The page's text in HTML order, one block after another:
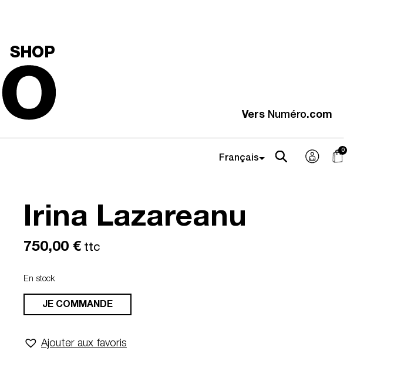
Vers Numéro.com
Irina Lazareanu
750,00 € ttc
En stock
JE COMMANDE
Ajouter aux favoris